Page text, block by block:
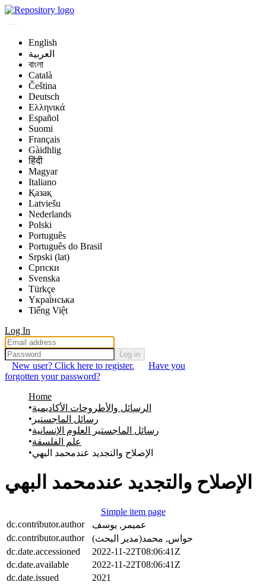
English
العربية
বাংলা
Català
Čeština
Deutsch
Ελληνικά
Español
Suomi
Français
Gàidhlig
हिंदी
Magyar
Italiano
Қазақ
Latviešu
Nederlands
Polski
Português
Português do Brasil
Srpski (lat)
Српски
Svenska
Türkçe
Yкраї́нська
Tiếng Việt
Log In
Log in
New user? Click here to register.
Have you
forgotten your password?
Home
الرسائل والأطروحات الأكاديمية
رسائل الماجستير
رسائل الماجستير العلوم الإنسانية
علم الفلسفة
الإصلاح والتجديد عندمحمد البهي
الإصلاح والتجديد عندمحمد البهي
Simple item page
dc.contributor.author
عميمر, يوسف
dc.contributor.author
حواس, محمد(مدير البحث)
dc.date.accessioned
2022-11-22T08:06:41Z
dc.date.available
2022-11-22T08:06:41Z
dc.date.issued
2021